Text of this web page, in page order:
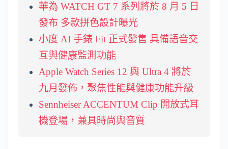
華為 WATCH GT 7 系列將於 8 月 5 日
發布 多款拼色設計曝光
小度 AI 手錶 Fit 正式發售 具備語音交
互與健康監測功能
Apple Watch Series 12 與 Ultra 4 將於
九月發佈，聚焦性能與健康功能升級
Sennheiser ACCENTUM Clip 開放式耳
機登場，兼具時尚與音質